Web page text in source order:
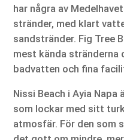
har några av
stränder, med klart
sandstränder. Fig Tree
mest kända stränderna
badvatten och fina
Nissi Beach i Ayia Napa
som lockar med sitt
atmosfär. För den som